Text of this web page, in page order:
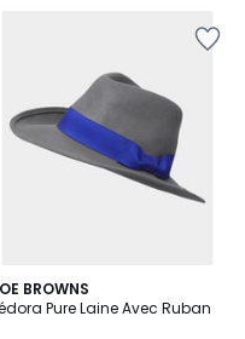
BROWNS
Pure Laine Avec Ruban